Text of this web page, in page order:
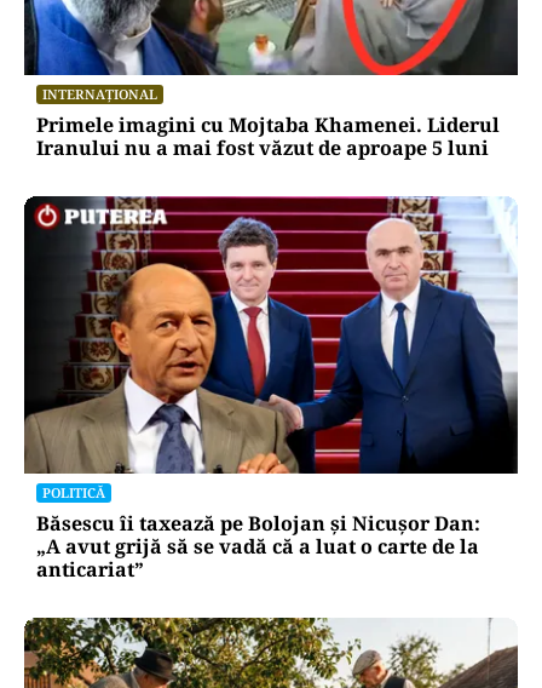
INTERNAȚIONAL
Primele imagini cu Mojtaba Khamenei. Liderul
Iranului nu a mai fost văzut de aproape 5 luni
POLITICĂ
Băsescu îi taxează pe Bolojan și Nicușor Dan:
„A avut grijă să se vadă că a luat o carte de la
anticariat”